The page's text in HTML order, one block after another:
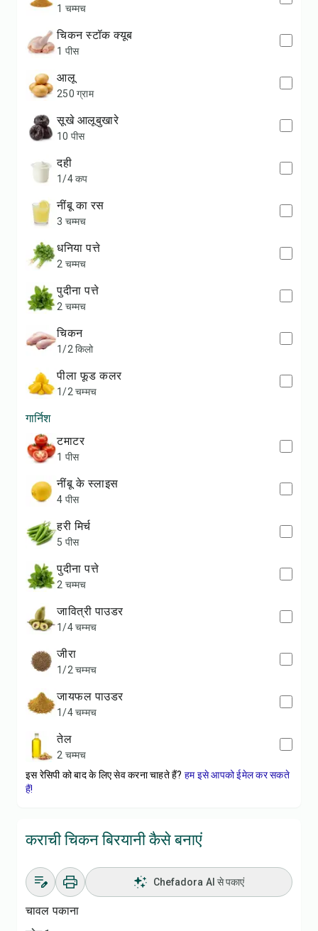
1 चम्मच
चिकन स्टॉक क्यूब
1 पीस
आलू
250 ग्राम
सूखे आलूबुखारे
10 पीस
दही
1/4 कप
नींबू का रस
3 चम्मच
धनिया पत्ते
2 चम्मच
पुदीना पत्ते
2 चम्मच
चिकन
1/2 किलो
पीला फूड कलर
1/2 चम्मच
गार्निश
टमाटर
1 पीस
नींबू के स्लाइस
4 पीस
हरी मिर्च
5 पीस
पुदीना पत्ते
2 चम्मच
जावित्री पाउडर
1/4 चम्मच
जीरा
1/2 चम्मच
जायफल पाउडर
1/4 चम्मच
तेल
2 चम्मच
इस रेसिपी को बाद के लिए सेव करना चाहते हैं? हम इसे आपको ईमेल कर सकते
हैं!
कराची चिकन बिरयानी कैसे बनाएं
Chefadora AI से पकाएं
चावल पकाना